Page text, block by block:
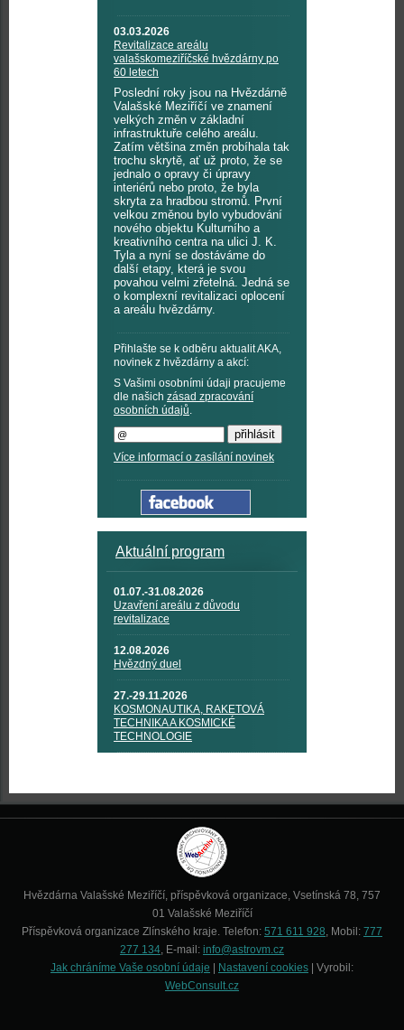
03.03.2026
Revitalizace areálu
valašskomeziříčské hvězdárny po
60 letech
Poslední roky jsou na Hvězdárně
Valašské Meziříčí ve znamení
velkých změn v základní
infrastruktuře celého areálu.
Zatím většina změn probíhala tak
trochu skrytě, ať už proto, že se
jednalo o opravy či úpravy
interiérů nebo proto, že byla
skryta za hradbou stromů. První
velkou změnou bylo vybudování
nového objektu Kulturního a
kreativního centra na ulici J. K.
Tyla a nyní se dostáváme do
další etapy, která je svou
povahou velmi zřetelná. Jedná se
o komplexní revitalizaci oplocení
a areálu hvězdárny.
Přihlašte se k odběru aktualit AKA,
novinek z hvězdárny a akcí:
S Vašimi osobními údaji pracujeme
dle našich zásad zpracování
osobních údajů.
Více informací o zasílání novinek
Aktuální program
01.07.-31.08.2026
Uzavření areálu z důvodu
revitalizace
12.08.2026
Hvězdný duel
27.-29.11.2026
KOSMONAUTIKA, RAKETOVÁ
TECHNIKA A KOSMICKÉ
TECHNOLOGIE
Hvězdárna Valašské Meziříčí, příspěvková organizace, Vsetínská 78, 757
01 Valašské Meziříčí
Příspěvková organizace Zlínského kraje. Telefon: 571 611 928, Mobil: 777
277 134, E-mail: info@astrovm.cz
Jak chráníme Vaše osobní údaje
Nastavení cookies | Vyrobil:
WebConsult.cz